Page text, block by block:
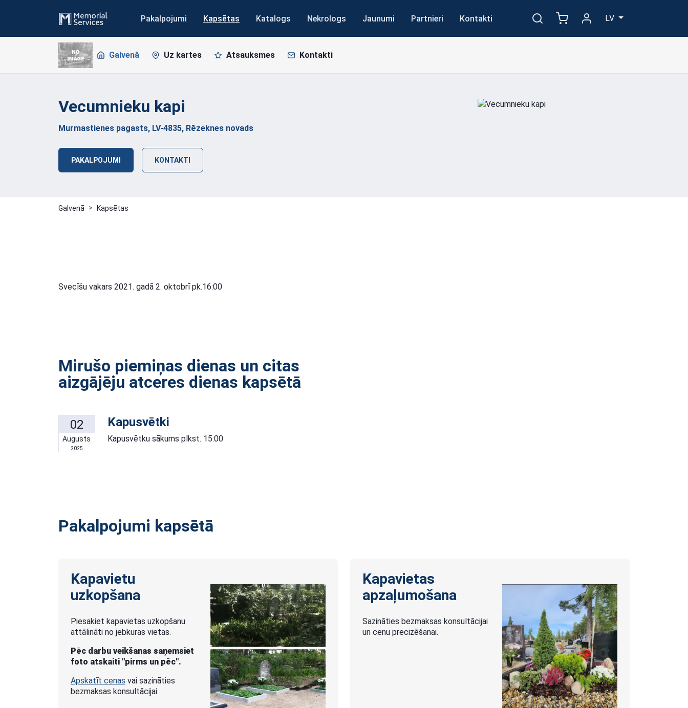
Pakalpojumi Kapsētas Katalogs Nekrologs Jaunumi Partnieri Kontakti LV
Galvenā Uz kartes Atsauksmes Kontakti
Vecumnieku kapi
Murmastienes pagasts, LV-4835, Rēzeknes novads
PAKALPOJUMI KONTAKTI
Galvenā Kapsētas
Svecīšu vakars 2021. gadā 2. oktobrī pk.16:00
Mirušo piemiņas dienas un citas
aizgājēju atceres dienas kapsētā
02
Augusts
2025
Kapusvētki
Kapusvētku sākums plkst. 15:00
Pakalpojumi kapsētā
Kapavietu
uzkopšana
Piesakiet kapavietas uzkopšanu
attālināti no jebkuras vietas.
Pēc darbu veikšanas saņemsiet
foto atskaiti "pirms un pēc".
Apskatīt cenas vai sazināties
bezmaksas konsultācijai.
Kapavietas
apzaļumošana
Sazināties bezmaksas konsultācijai
un cenu precizēšanai.